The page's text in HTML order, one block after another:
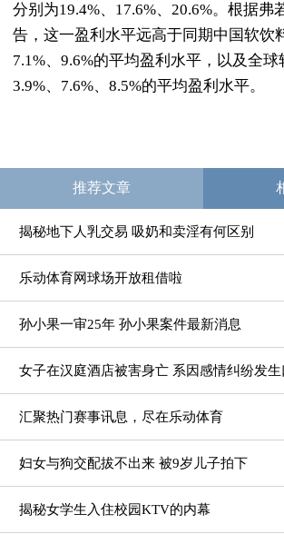
分别为19.4%、17.6%、20.6%。根据弗
告，这一盈利水平远高于同期中国软饮
7.1%、9.6%的平均盈利水平，以及全球
3.9%、7.6%、8.5%的平均盈利水平。
推荐文章
揭秘地下人乳交易 吸奶和卖淫有何区别
乐动体育网球场开放租借啦
孙小果一审25年 孙小果案件最新消息
女子在汉庭酒店被害身亡 系因感情纠纷发生
汇聚热门赛事讯息，尽在乐动体育
妇女与狗交配拔不出来 被9岁儿子拍下
揭秘女学生入住校园KTV的内幕